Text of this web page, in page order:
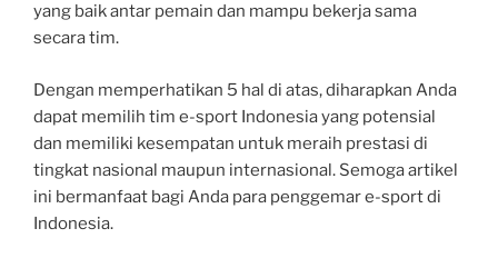
yang baik antar pemain dan mampu bekerja sama
secara tim.
Dengan memperhatikan 5 hal di atas, diharapkan Anda
dapat memilih tim e-sport Indonesia yang potensial
dan memiliki kesempatan untuk meraih prestasi di
tingkat nasional maupun internasional. Semoga artikel
ini bermanfaat bagi Anda para penggemar e-sport di
Indonesia.